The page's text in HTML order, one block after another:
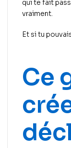
qui te fait
vraiment.
Et si tu
Ce